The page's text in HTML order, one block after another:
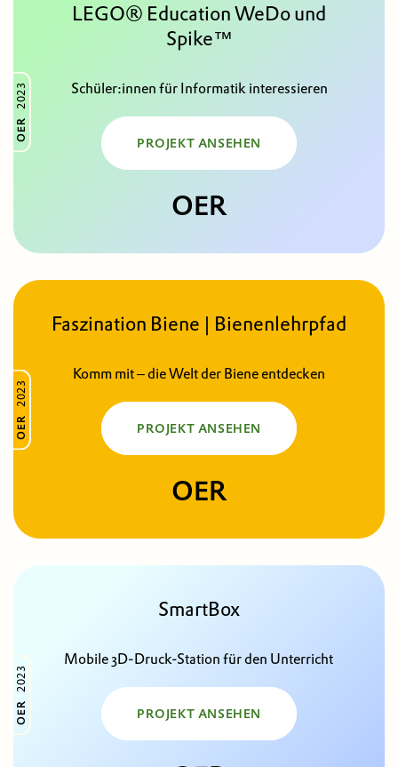
OER
2023
LEGO® Education WeDo und
Spike™
Schüler:innen für Informatik interessieren
PROJEKT ANSEHEN
OER
OER
2023
Faszination Biene | Bienenlehrpfad
Komm mit – die Welt der Biene entdecken
PROJEKT ANSEHEN
OER
OER
2023
SmartBox
Mobile 3D-Druck-Station für den Unterricht
PROJEKT ANSEHEN